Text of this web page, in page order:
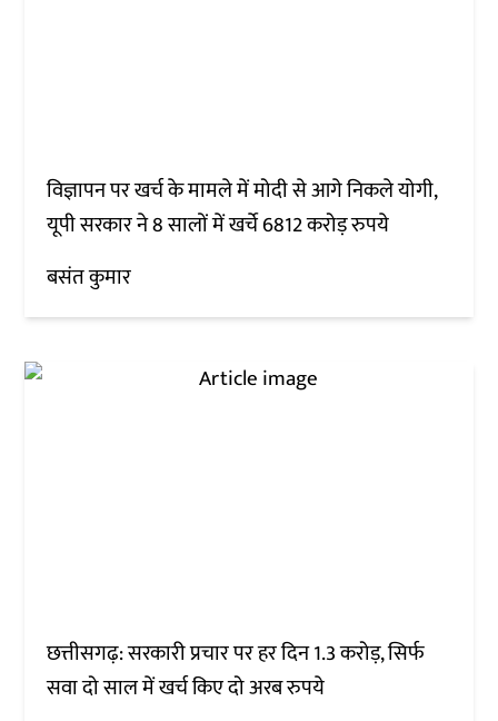
विज्ञापन पर खर्च के मामले में मोदी से आगे निकले योगी,
यूपी सरकार ने 8 सालों में खर्चे 6812 करोड़ रुपये
बसंत कुमार
छत्तीसगढ़: सरकारी प्रचार पर हर दिन 1.3 करोड़, सिर्फ
सवा दो साल में खर्च किए दो अरब रुपये